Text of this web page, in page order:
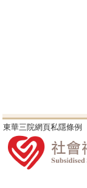
東華三院網頁私隱條例